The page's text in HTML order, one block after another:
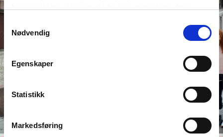
Nødvendig
Egenskaper
Statistikk
Markedsføring